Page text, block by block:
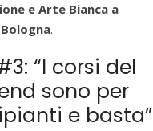
e Arte Bianca a
.
“I corsi del
sono per
e basta”